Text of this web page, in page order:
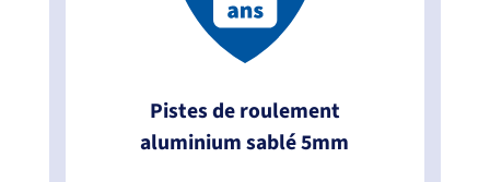
Pistes de roulement
aluminium sablé 5mm